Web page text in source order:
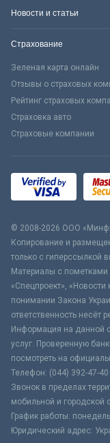
Новости и статьи
Страхование
Зеленая карта онлайн
Отзывы о страховых
Рейтинг страховых
Страховка авто
Страховые компании
© 2008-2026 ООО
Копирование и
только с гиперссылкой
Материалы с пометками
«Спецпроект»,
понимании Закона
ответственность несёт
Информация на данной
услуг. Проверенную
посмотреть на
Телефон: (044) 392-47-40
Звонок в пределах
мобильной и городской
График работы:
Юридический адрес: